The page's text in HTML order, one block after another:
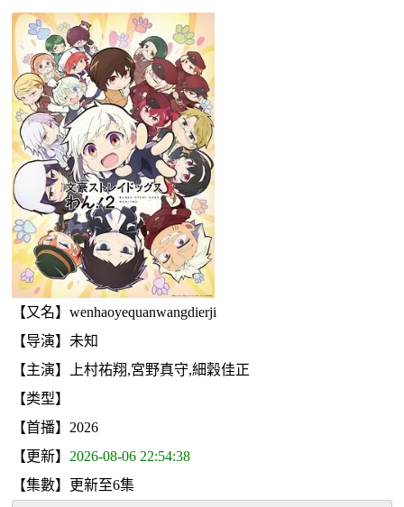
【又名】wenhaoyequanwangdierji
【导演】未知
【主演】上村祐翔,宮野真守,細穀佳正
【类型】
【首播】2026
【更新】 2026-08-06 22:54:38
【集數】更新至6集